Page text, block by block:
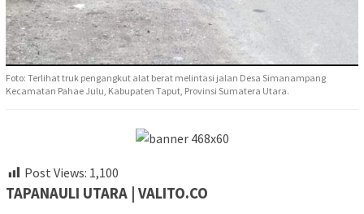
Foto: Terlihat truk pengangkut alat berat melintasi jalan Desa Simanampang
Kecamatan Pahae Julu, Kabupaten Taput, Provinsi Sumatera Utara.
Post Views: 1,100
TAPANAULI UTARA | VALITO.CO